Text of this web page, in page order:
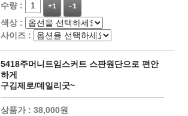
수량 :
+1 -1
색상 :
사이즈 :
5418주머니트임스커트 스판원단으로 편안
하게
구김제로/데일리굿~
상품가 : 38,000원